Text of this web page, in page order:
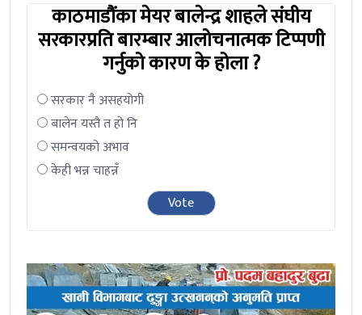
काठमाडौंका मेयर बालेन्द्र शाहले संघीय
सरकारप्रति बारम्बार आलोचनात्मक टिप्पणी
गर्नुको कारण के होला ?
सरकार नै असहयोगी
बालेन यस्तै त हो नि
समन्वयको अभाव
केही भन्न चाहन्नँ